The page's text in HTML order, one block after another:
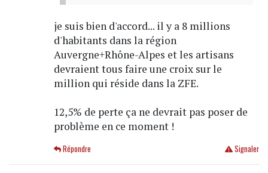
je suis bien d'accord... il y a 8 millions
d'habitants dans la région
Auvergne+Rhône-Alpes et les artisans
devraient tous faire une croix sur le
million qui réside dans la ZFE.
12,5% de perte ça ne devrait pas poser de
problème en ce moment !
Signaler
Répondre